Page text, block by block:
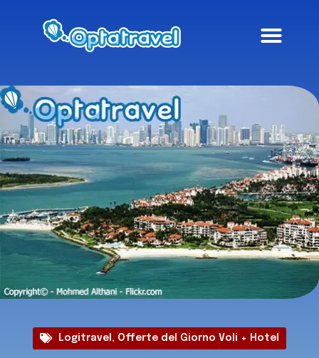
Logitravel , Offerte del Giorno Voli + Hotel